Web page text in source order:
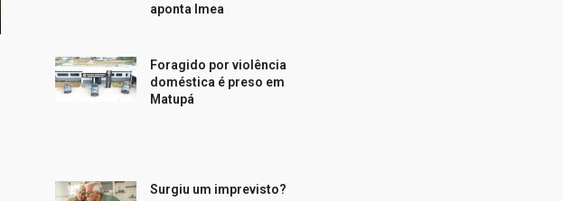
aponta Imea
Foragido por violência
doméstica é preso em
Matupá
Surgiu um imprevisto?